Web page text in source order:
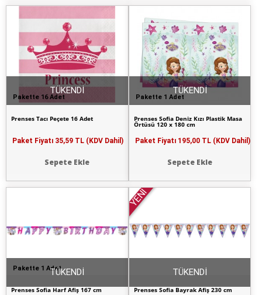
Pakette 16 Adet
Prenses Tacı Peçete 16 Adet
Paket Fiyatı 35,59 TL (KDV Dahil)
Sepete Ekle
TÜKENDİ
Pakette 1 Adet
Prenses Sofia Deniz Kızı Plastik Masa
Örtüsü 120 x 180 cm
Paket Fiyatı 195,00 TL (KDV Dahil)
Sepete Ekle
TÜKENDİ
Pakette 1 Adet
Prenses Sofia Harf Afiş 167 cm
TÜKENDİ
YENİ
Prenses Sofia Bayrak Afiş 230 cm
TÜKENDİ